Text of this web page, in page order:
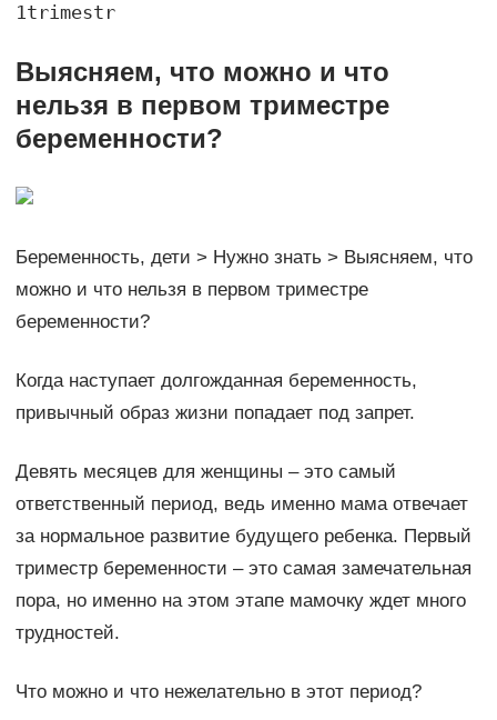
1trimestr
Выясняем, что можно и что
нельзя в первом триместре
беременности?
Беременность, дети > Нужно знать > Выясняем, что
можно и что нельзя в первом триместре
беременности?
Когда наступает долгожданная беременность,
привычный образ жизни попадает под запрет.
Девять месяцев для женщины – это самый
ответственный период, ведь именно мама отвечает
за нормальное развитие будущего ребенка. Первый
триместр беременности – это самая замечательная
пора, но именно на этом этапе мамочку ждет много
трудностей.
Что можно и что нежелательно в этот период?